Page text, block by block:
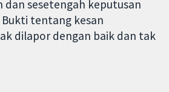
dan sesetengah keputusan
tentang kesan
dilapor dengan baik dan tak